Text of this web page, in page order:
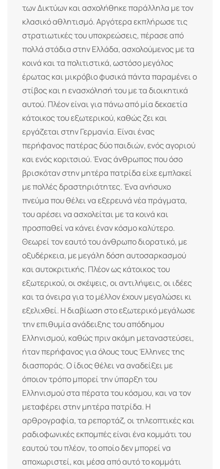
των Δικτύων και ασχολήθηκε παράλληλα με τον
κλασικό αθλητισμό. Αργότερα εκπλήρωσε τις
στρατιωτικές του υποχρεώσεις, πέρασε από
πολλά στάδια στην Ελλάδα, ασχολούμενος με τα
κοινά και τα πολιτιστικά, ωστόσο μεγάλος
έρωτας και μικρόβιο φυσικά πάντα παραμένει ο
στίβος και η ενασχόλησή του με τα διοικητικά
αυτού. Πλέον είναι για πάνω από μία δεκαετία
κάτοικος του εξωτερικού, καθώς ζει και
εργάζεται στην Γερμανία. Είναι ένας
περήφανος πατέρας δύο παιδιών, ενός αγοριού
και ενός κοριτσιού. Ένας άνθρωπος που όσο
βρισκόταν στην μητέρα πατρίδα είχε εμπλακεί
με πολλές δραστηριότητες. Ένα ανήσυχο
πνεύμα που θέλει να εξερευνά νέα πράγματα,
του αρέσει να ασχολείται με τα κοινά και
προσπαθεί να κάνει έναν κόσμο καλύτερο.
Θεωρεί τον εαυτό του άνθρωπο διορατικό, με
οξυδέρκεια, με μεγάλη δόση αυτοσαρκασμού
και αυτοκριτικής. Πλέον ως κάτοικος του
εξωτερικού, οι σκέψεις, οι αντιλήψεις, οι ιδέες
και τα όνειρα για το μέλλον έχουν μεγαλώσει κι
εξελιχθεί. Η διαβίωση στο εξωτερικό μεγάλωσε
την επιθυμία ανάδειξης του απόδημου
Ελληνισμού, καθώς πριν ακόμη μεταναστεύσει,
ήταν περήφανος για όλους τους Έλληνες της
διασποράς. Ο ίδιος θέλει να αναδείξει με
όποιον τρόπο μπορεί την ύπαρξη του
Ελληνισμού στα πέρατα του κόσμου, και να τον
μεταφέρει στην μητέρα πατρίδα. Η
αρθρογραφία, τα ρεπορτάζ, οι τηλεοπτικές και
ραδιοφωνικές εκπομπές είναι ένα κομμάτι του
εαυτού του πλέον, το οποίο δεν μπορεί να
αποχωριστεί, και μέσα από αυτό το κομμάτι